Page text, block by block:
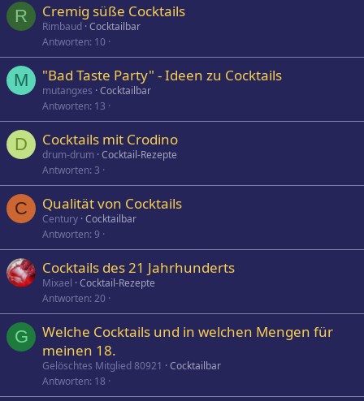
R Cremig süße Cocktails
Rimbaud Cocktailbar
Antworten 10
M "Bad Taste Party" - Ideen zu Cocktails
mutangxes Cocktailbar
Antworten 13
D Cocktails mit Crodino
drum-drum Cocktail-Rezepte
Antworten 3
C Qualität von Cocktails
Century Cocktailbar
Antworten 9
Cocktails des 21 Jahrhunderts
Mixael Cocktail-Rezepte
Antworten 20
G
Welche Cocktails und in welchen Mengen für
meinen 18.
Gelöschtes Mitglied 80921
Cocktailbar
Antworten 18